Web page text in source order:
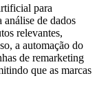
para
de dados
relevantes,
a automação do
de remarketing
que as marcas